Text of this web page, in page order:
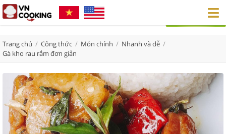
Trang chủ / Công thức / Món chính / Nhanh và dễ /
Gà kho rau rắm đơn giản